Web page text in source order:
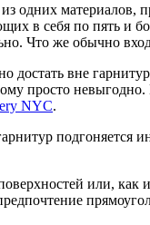
материалов,
в себя по пять
Что же обычно
вне
просто
NYC.
подгоняется
или,